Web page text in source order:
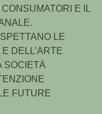
E IL
LE
DELL’ARTE
SOCIETÀ
FUTURE